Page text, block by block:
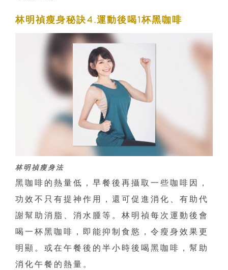
林明禎瘦身秘訣4.運動後喝1杯黑咖啡
林明禎瘦身法
黑咖啡的熱量低，早餐後再攝取一些咖啡因，
功效不只有提神作用，還可促進消化、有助代
謝幫助消脂、消水腫等。林明禎每次運動後會
喝一杯黑咖啡，即能抑制食慾，令瘦身效果更
明顯。或在午餐後的半小時後喝黑咖啡，幫助
消化午餐的熱量。